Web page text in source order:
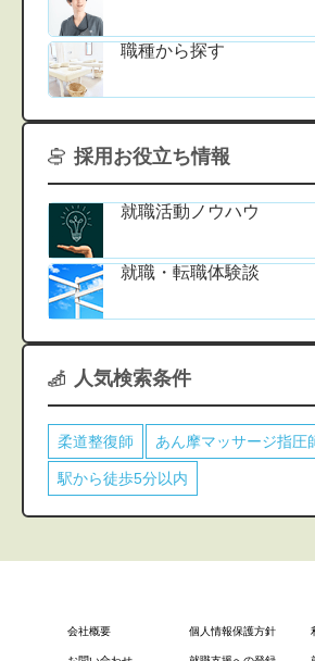
職種から探す
採用お役立ち情報
就職活動ノウハウ
就職・転職体験談
人気検索条件
柔道整復師 あん摩マッサージ指圧
駅から徒歩5分以内
会社概要 個人情報保護方針